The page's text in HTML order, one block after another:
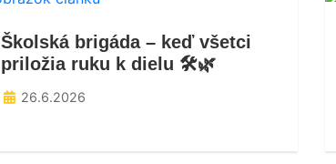
Školská brigáda – keď všetci
priložia ruku k dielu 🛠️🌿
26.6.2026